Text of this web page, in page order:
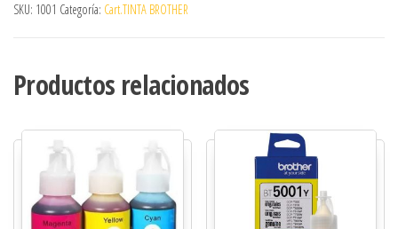
SKU: 1001 Categoría: Cart.TINTA BROTHER
Productos relacionados